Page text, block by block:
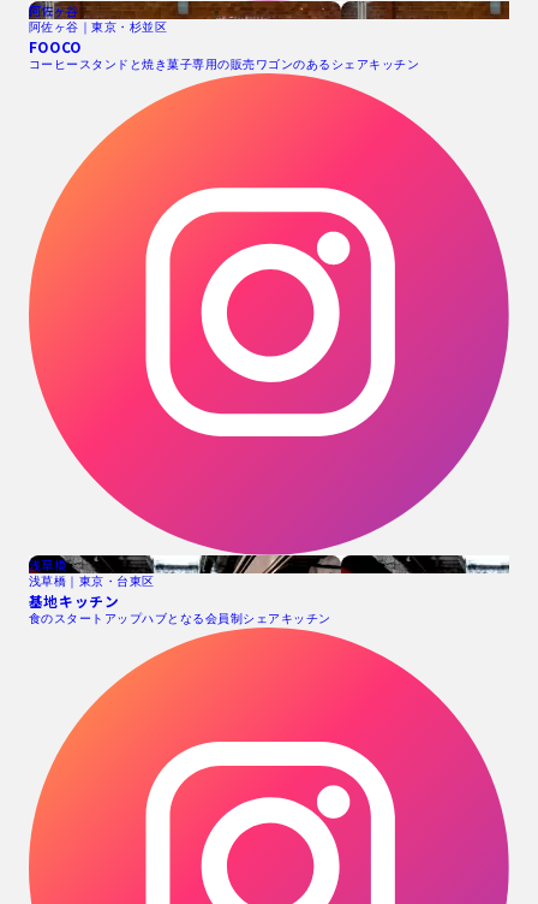
阿佐ヶ谷
阿佐ヶ谷｜東京・杉並区
FOOCO
コーヒースタンドと焼き菓子専用の販売ワゴンのあるシェアキッチン
浅草橋
浅草橋｜東京・台東区
基地キッチン
食のスタートアップハブとなる会員制シェアキッチン